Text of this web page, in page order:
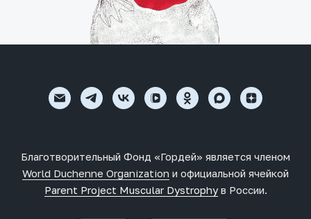
Благотворительный Фонд «Гордей» является членом
World Duchenne Organization и официальной ячейкой
Parent Project Muscular Dystrophyв России.